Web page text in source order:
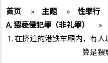
首页 » 主题 » 性罪行
A. 猥亵侵犯罪（非礼罪）
»
1. 在挤迫的港铁车厢内，有
算是猥